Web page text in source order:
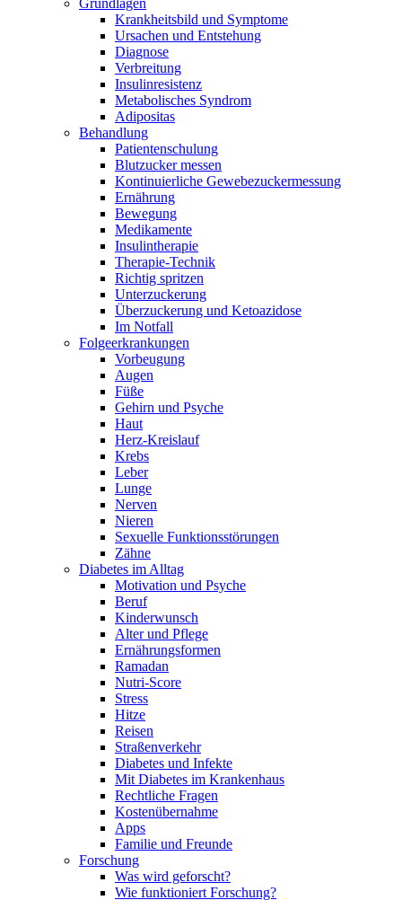
Krankheitsbild und Symptome
Ursachen und Entstehung
Diagnose
Verbreitung
Insulinresistenz
Metabolisches Syndrom
Adipositas
Behandlung
Patientenschulung
Blutzucker messen
Kontinuierliche Gewebezuckermessung
Ernährung
Bewegung
Medikamente
Insulintherapie
Therapie-Technik
Richtig spritzen
Unterzuckerung
Überzuckerung und Ketoazidose
Im Notfall
Folgeerkrankungen
Vorbeugung
Augen
Füße
Gehirn und Psyche
Haut
Herz-Kreislauf
Krebs
Leber
Lunge
Nerven
Nieren
Sexuelle Funktionsstörungen
Zähne
Diabetes im Alltag
Motivation und Psyche
Beruf
Kinderwunsch
Alter und Pflege
Ernährungsformen
Ramadan
Nutri-Score
Stress
Hitze
Reisen
Straßenverkehr
Diabetes und Infekte
Mit Diabetes im Krankenhaus
Rechtliche Fragen
Kostenübernahme
Apps
Familie und Freunde
Forschung
Was wird geforscht?
Wie funktioniert Forschung?